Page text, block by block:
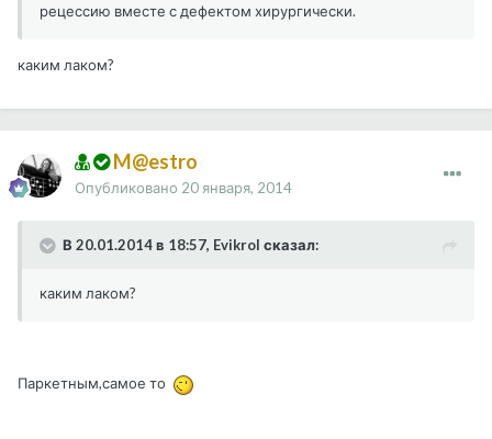
рецессию вместе с дефектом хирургически.
каким лаком?
M@estro
Опубликовано 20 января, 2014
В 20.01.2014 в 18:57, Evikrol сказал:
каким лаком?
Паркетным,самое то